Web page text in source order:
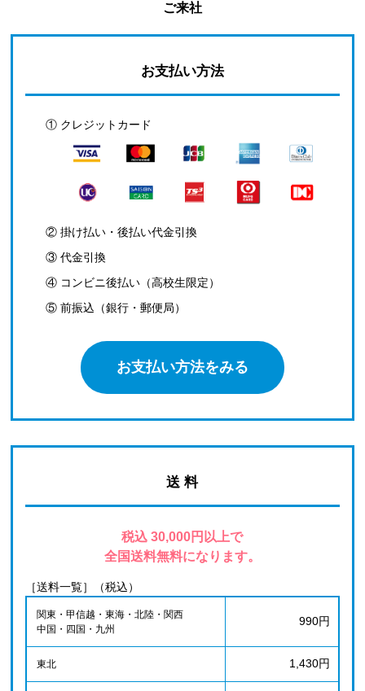
ご来社
お支払い方法
① クレジットカード
② 掛け払い・後払い代金引換
③ 代金引換
④ コンビニ後払い（高校生限定）
⑤ 前振込（銀行・郵便局）
お支払い方法をみる
送 料
税込 30,000円以上で
全国送料無料になります。
［送料一覧］（税込）
関東・甲信越・東海・北陸・関西
中国・四国・九州
990円
東北 1,430円